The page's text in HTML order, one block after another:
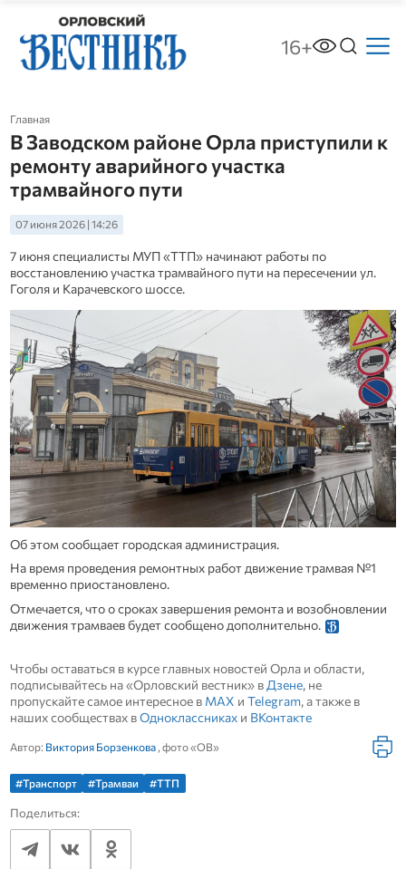
16+
Главная
В Заводском районе Орла приступили к
ремонту аварийного участка
трамвайного пути
07 июня 2026 | 14:26
7 июня специалисты МУП «ТТП» начинают работы по
восстановлению участка трамвайного пути на пересечении ул.
Гоголя и Карачевского шоссе.
Об этом сообщает городская администрация.
На время проведения ремонтных работ движение трамвая №1
временно приостановлено.
Отмечается, что о сроках завершения ремонта и возобновлении
движения трамваев будет сообщено дополнительно.
Чтобы оставаться в курсе главных новостей Орла и области,
подписывайтесь на «Орловский вестник» в Дзене, не
пропускайте самое интересное в MAX и Telegram, а также в
наших сообществах вОдноклассникахи ВКонтакте
Автор: Виктория Борзенкова, фото «ОВ»
#Транспорт #Трамваи #ТТП
Поделиться: